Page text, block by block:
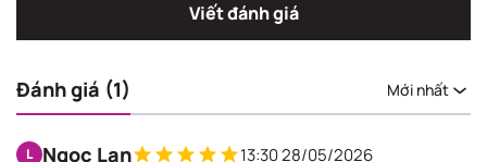
Viết đánh giá
Đánh giá (1) Mới nhất
L Ngọc Lan 13:30 28/05/2026